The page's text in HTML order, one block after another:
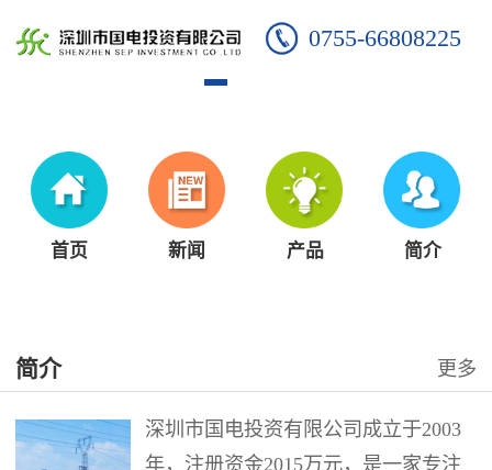
0755-66808225
首页 新闻 产品 简介
简介 更多
深圳市国电投资有限公司成立于2003
年，注册资金2015万元，是一家专注